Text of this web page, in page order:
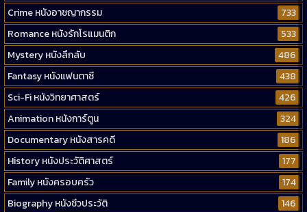
Crime หนังอาชญากรรม
733
Romance หนังรักโรแมนติก
533
Mystery หนังลึกลับ
486
Fantasy หนังแฟนตาซี
438
Sci-Fi หนังวิทยาศาสตร์
426
Animation หนังการ์ตูน
324
Documentary หนังสารคดี
186
History หนังประวัติศาสตร์
177
Family หนังครอบครัว
174
Biography หนังชีวประวัติ
146